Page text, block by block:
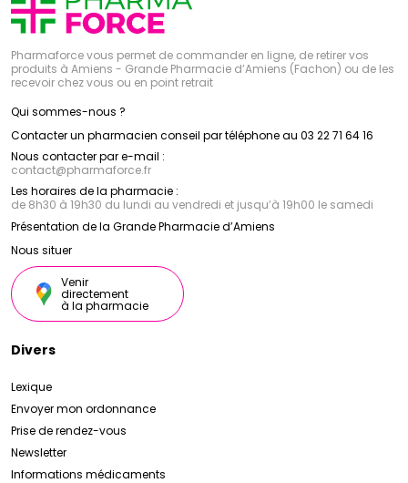
Pharmaforce vous permet de commander en ligne, de retirer vos
produits à Amiens - Grande Pharmacie d’Amiens (Fachon) ou de les
recevoir chez vous ou en point retrait
Qui sommes-nous ?
Contacter un pharmacien conseil par téléphone au 03 22 71 64 16
Nous contacter par e-mail :
contact@pharmaforce.fr
Les horaires de la pharmacie :
de 8h30 à 19h30 du lundi au vendredi et jusqu’à 19h00 le samedi
Présentation de la Grande Pharmacie d’Amiens
Nous situer
Venir
directement
à la pharmacie
Divers
Lexique
Envoyer mon ordonnance
Prise de rendez-vous
Newsletter
Informations médicaments